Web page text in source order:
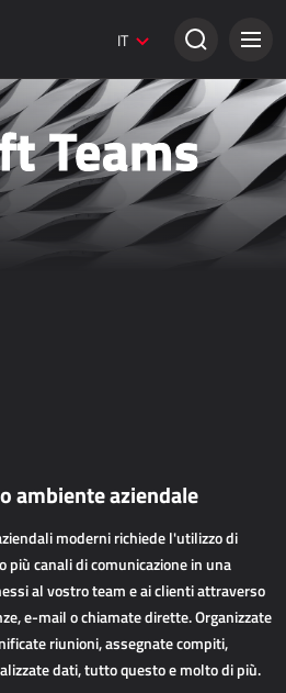
IT
Teams
ambiente aziendale
moderni richiede l'utilizzo di
più canali di comunicazione in una
al vostro team e ai clienti attraverso
e-mail o chiamate dirette. Organizzate
riunioni, assegnate compiti,
dati, tutto questo e molto di più.